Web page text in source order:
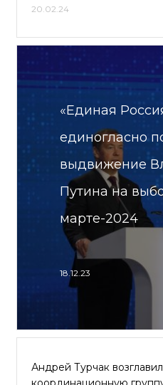
20.02.24
«Единая
единогласно
выдвижение
Путина на
марте-2024
18.12.23
Андрей Турчак